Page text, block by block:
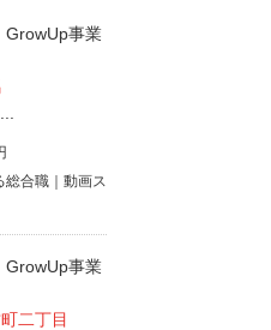
GrowUp事業
総合職｜動画ス
GrowUp事業
二丁目